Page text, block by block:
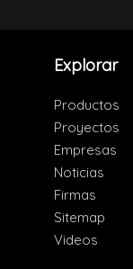
Explorar
Productos
Proyectos
Empresas
Noticias
Firmas
Sitemap
Videos